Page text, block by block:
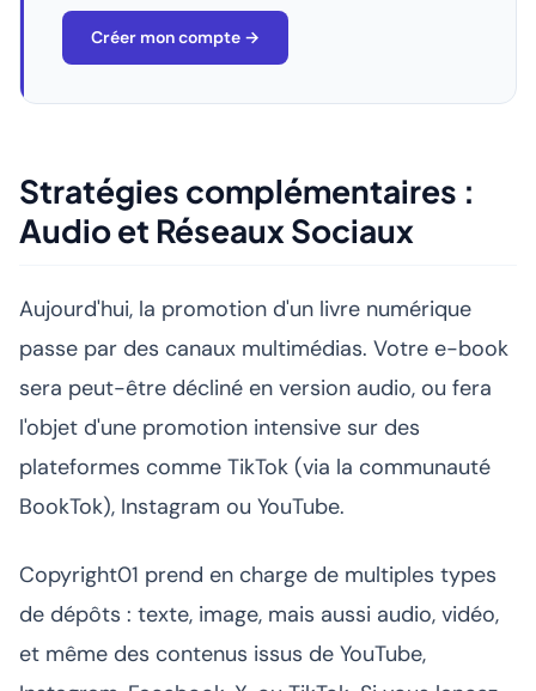
Créer mon compte →
Stratégies complémentaires :
Audio et Réseaux Sociaux
Aujourd'hui, la promotion d'un livre numérique
passe par des canaux multimédias. Votre e-book
sera peut-être décliné en version audio, ou fera
l'objet d'une promotion intensive sur des
plateformes comme TikTok (via la communauté
BookTok), Instagram ou YouTube.
Copyright01 prend en charge de multiples types
de dépôts : texte, image, mais aussi audio, vidéo,
et même des contenus issus de YouTube,